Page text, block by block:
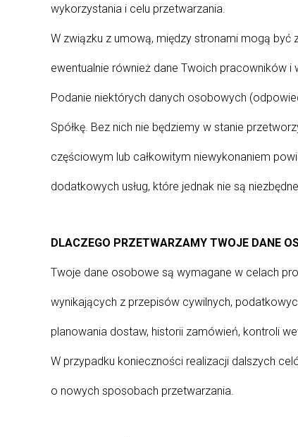
wykorzystania i celu przetwarzania.
W związku z umową, między stronami mogą być
ewentualnie również dane Twoich pracowników i
Podanie niektórych danych osobowych
Spółkę. Bez nich nie będziemy w stanie
częściowym lub całkowitym niewykonaniem
dodatkowych usług, które jednak nie są
DLACZEGO PRZETWARZAMY TWOJE DANE
Twoje dane osobowe są wymagane w celach
wynikających z przepisów cywilnych,
planowania dostaw, historii zamówień, kontroli
W przypadku konieczności realizacji dalszych
o nowych sposobach przetwarzania.